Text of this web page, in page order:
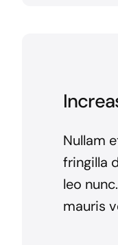
Nullam
fringilla
leo
mauris